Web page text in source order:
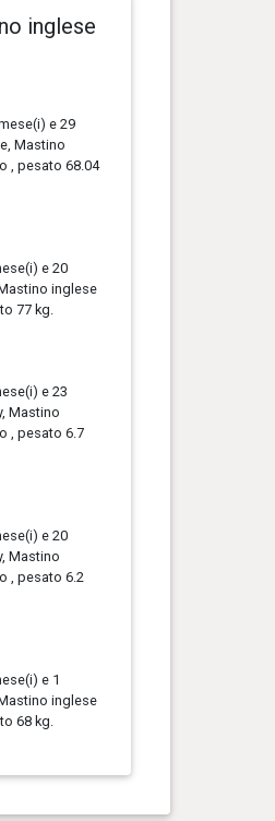
inglese
e 29
Mastino
, pesato 68.04
e 20
inglese
77 kg.
e 23
Mastino
, pesato 6.7
e 20
Mastino
, pesato 6.2
e 1
inglese
68 kg.